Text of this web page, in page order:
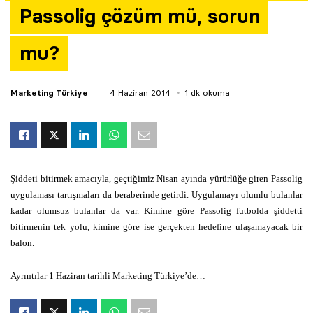
Passolig çözüm mü, sorun
mu?
Marketing Türkiye 4 Haziran 2014 1 dk okuma
Şiddeti bitirmek amacıyla, geçtiğimiz Nisan ayında yürürlüğe giren Passolig
uygulaması tartışmaları da beraberinde getirdi. Uygulamayı olumlu bulanlar
kadar olumsuz bulanlar da var. Kimine göre Passolig futbolda şiddetti
bitirmenin tek yolu, kimine göre ise gerçekten hedefine ulaşamayacak bir
balon.
Ayrıntılar 1 Haziran tarihli Marketing Türkiye’de…
Yazarlar
Araştırma